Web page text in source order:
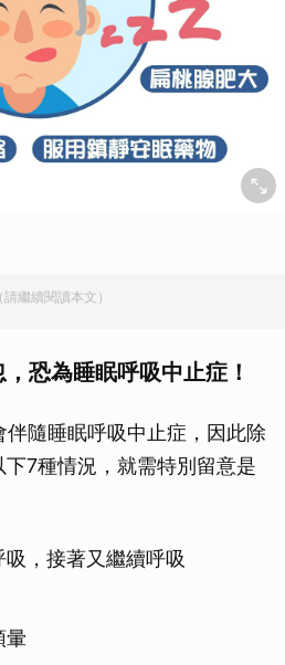
繼續閱讀本文）
恐為睡眠呼吸中止症！
隨睡眠呼吸中止症，因此除
7種情況，就需特別留意是
，接著又繼續呼吸
暈